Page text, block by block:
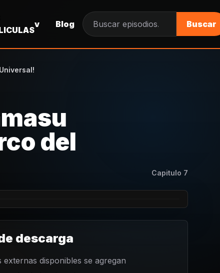
v Blog
Buscar episodios
Buscar
del
Capitulo 7
descarga
externas disponibles se agregan